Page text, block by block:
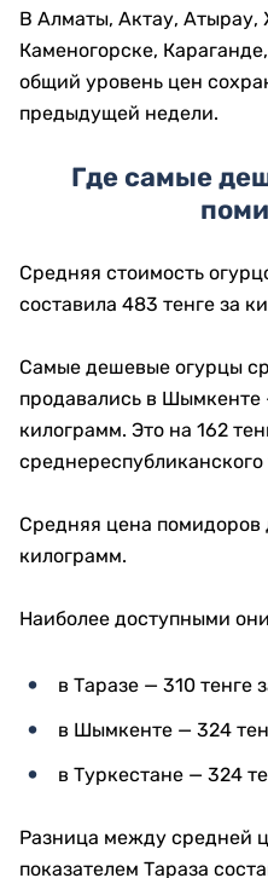
В Алматы, Актау, Атырау,
Каменогорске,
общий уровень цен
предыдущей недели.
Где самые
Средняя стоимость
составила 483 тенге за
Самые дешевые огурцы
продавались в Шымкенте
килограмм. Это на 162
среднереспубликанского
Средняя цена помидоров
килограмм.
Наиболее доступными
в Таразе — 310 тенге
в Шымкенте — 324
в Туркестане — 324
Разница между средней
показателем Тараза